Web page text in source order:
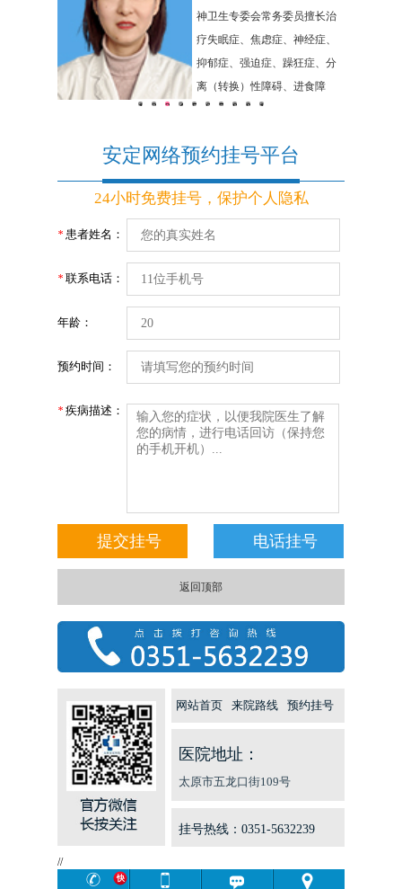
1 2 3 4 5 6 7 8 9 10
神卫生专委会常务委员擅长治
疗失眠症、焦虑症、神经症、
抑郁症、强迫症、躁狂症、分
离（转换）性障碍、进食障
碍、惊恐障碍、疑病障碍、双
精依赖等各类精神疾病。在无
抽...
安定网络预约挂号平台
24小时免费挂号，保护个人隐私
* 患者姓名：
* 联系电话：
年龄：
预约时间：
* 疾病描述：
返回顶部
网站首页 来院路线 预约挂号
医院地址：
太原市五龙口街109号
挂号热线：0351-5632239
//
快